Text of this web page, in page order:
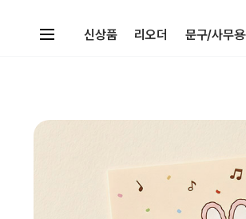
신상품 리오더 문구/사무